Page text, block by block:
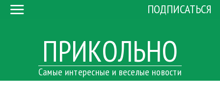
ПРИКОЛЬНО
Самые интересные и веселые новости
ПОДПИСАТЬСЯ